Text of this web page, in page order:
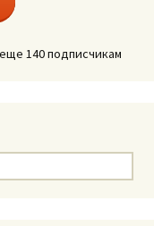
140 подписчикам